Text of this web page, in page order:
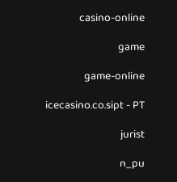
casino-online
game
game-online
icecasino.co.sipt - PT
jurist
n_pu